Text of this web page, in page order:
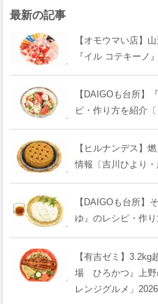
最新の記事
【オモウマい店】
『イル コテキーノ
【DAIGOも台所】
ピ・作り方を紹介〔
【ヒルナンデス】
情報〔吉川ひより・
【DAIGOも台所】
ゆ』のレシピ・作
【有吉ゼミ】
場 ひろかつ』上野
レンジグルメ」